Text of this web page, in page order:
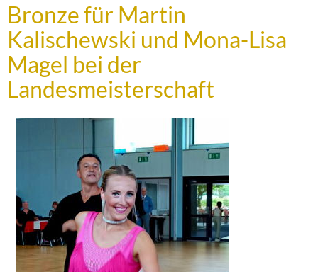
Bronze für Martin
Kalischewski und Mona-Lisa
Magel bei der
Landesmeisterschaft